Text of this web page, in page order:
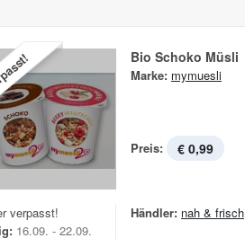
Bio Schoko Müsli
Marke: mymuesli
Preis: € 0,99
verpasst!
16.09. - 22.09.
Händler: nah & frisch